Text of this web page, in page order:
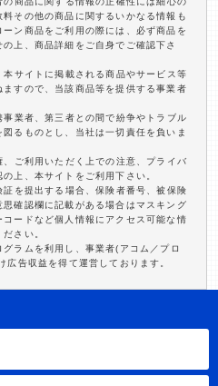
その他の商品に関するいかなる情報も
ン商品をご利用の際には、必ず商品を
上、商品詳細をご自身でご確認下さ
サイトに掲載される商品やサービス等
すので、当該商品等を提供する事業者
業者、第三者との間で紛争やトラブル
るものとし、当社は一切責任を負いま
ご利用いただく上での注意、プライバ
上、本サイトをご利用下さい。
を提出する場合、保険者番号、被保険
確認欄に記載がある場合はマスキング
ードなど個人情報にアクセス可能な情
さい。
ラムを利用し、事業者(アコム／プロ
広告収益を得て運営しております。